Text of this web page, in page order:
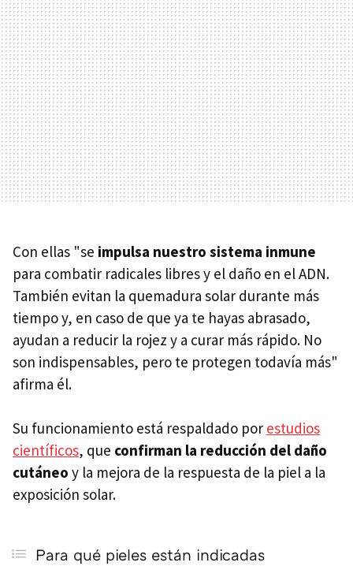
Con ellas "se impulsa nuestro sistema inmune
para combatir radicales libres y el daño en el ADN.
También evitan la quemadura solar durante más
tiempo y, en caso de que ya te hayas abrasado,
ayudan a reducir la rojez y a curar más rápido. No
son indispensables, pero te protegen todavía más"
afirma él.
Su funcionamiento está respaldado por estudios
científicos, que confirman la reducción del daño
cutáneo y la mejora de la respuesta de la piel a la
exposición solar.
Para qué pieles están indicadas